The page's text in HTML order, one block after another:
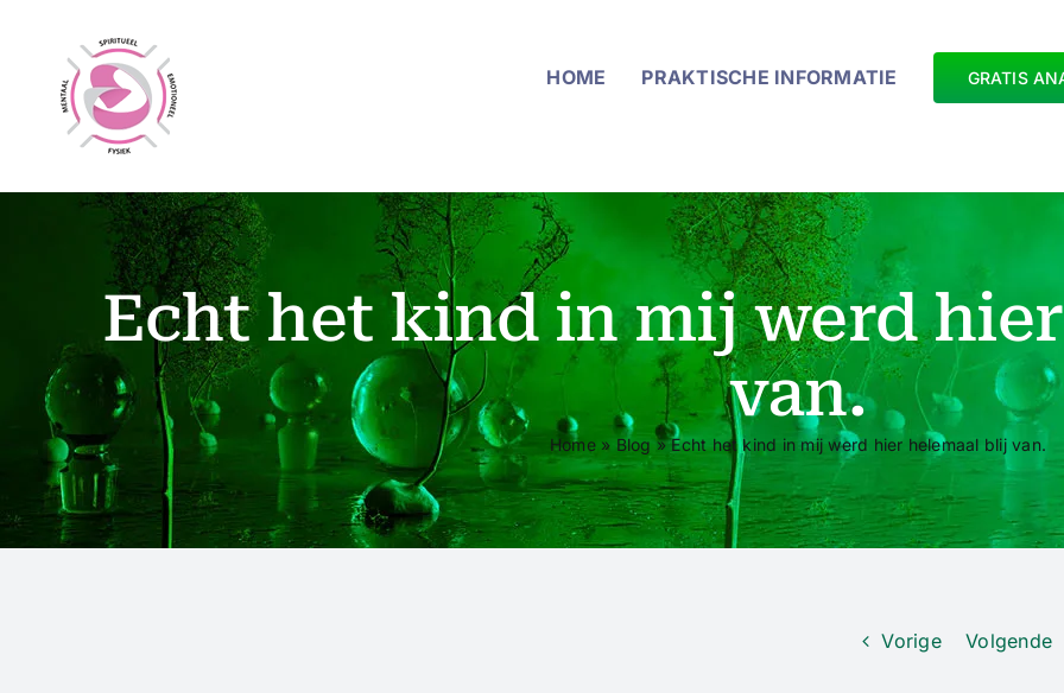
HOME PRAKTISCHE INFORMATIE GRATIS
Echt het kind in mij werd
van.
Home» Blog »Echt het kind in mij werd hier helemaal blij van.
Vorige Volgende